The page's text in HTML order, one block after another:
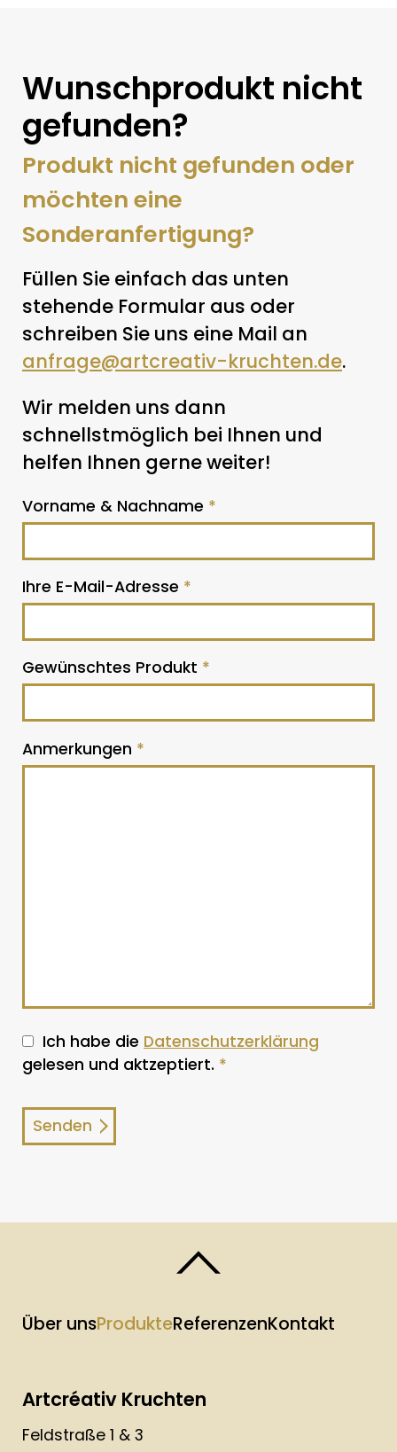
Wunschprodukt nicht
gefunden?
Produkt nicht gefunden oder
möchten eine
Sonderanfertigung?
Füllen Sie einfach das unten
stehende Formular aus oder
schreiben Sie uns eine Mail an
anfrage@artcreativ-kruchten.de.
Wir melden uns dann
schnellstmöglich bei Ihnen und
helfen Ihnen gerne weiter!
Vorname & Nachname *
Ihre E-Mail-Adresse *
Gewünschtes Produkt *
Anmerkungen *
Ich habe die Datenschutzerklärung
gelesen und aktzeptiert. *
Artcréativ Kruchten
Feldstraße 1 & 3
Über unsProdukteReferenzenKontakt